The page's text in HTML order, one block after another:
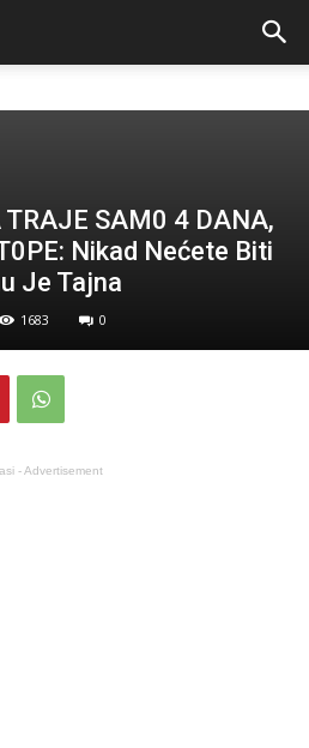
SAM0 4 DANA,
Nikad Nećete Biti
Je Tajna
1683 0
- Advertisement